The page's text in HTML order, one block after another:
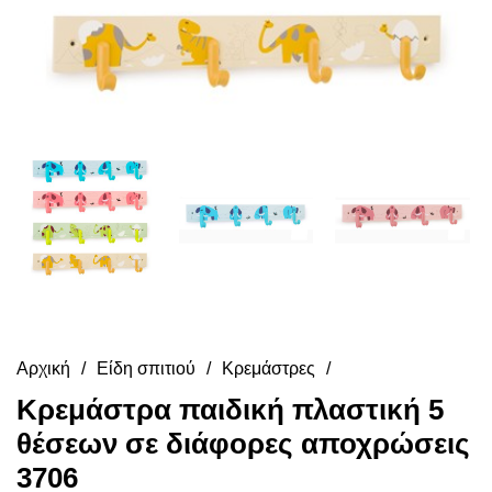
Αρχική Είδη σπιτιού Κρεμάστρες
Κρεμάστρα παιδική πλαστική 5
θέσεων σε διάφορες αποχρώσεις
3706